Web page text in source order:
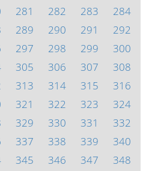
281 282 283
284
289 290 291
292
297 298 299
300
305 306 307
308
313 314 315
316
321 322 323
324
329 330 331
332
337 338 339
340
345 346 347
348